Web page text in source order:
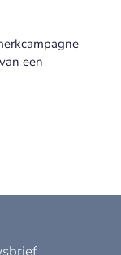
een